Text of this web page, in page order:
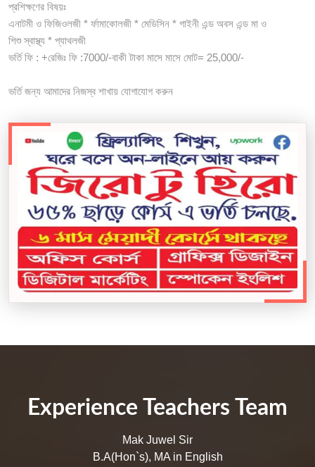
প্রশিক্ষণের বিষয়ঃ
এনাটমী ও ফিজিওলজী * র্ফামাকোলজী * মেডিসিন * গাইনী এন্ড অবস এন্ড মা ও
শিশু স্বাস্থ্য * প্যাথলজী
ভর্তি ফি : +রেজিঃ ফি :7000/-বাকী টাকা মাসে মাসে মোট= 25,000/-
ভর্তি জন্য আমাদের নিজস্ব শাখায় যোগাযোগ করুন
Experience Teachers Team
Mak Juwel Sir
B.A(Hon`s), MA in English